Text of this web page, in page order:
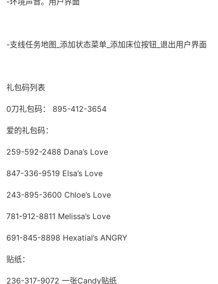
-支线任务地图_添加状态菜单_添加床位按钮_退出用户界面
礼包码列表
0刀礼包码： 895-412-3654
爱的礼包码：
259-592-2488 Dana’s Love
847-336-9519 Elsa’s Love
243-895-3600 Chloe’s Love
781-912-8811 Melissa’s Love
691-845-8898 Hexatial’s ANGRY
贴纸：
236-317-9072 一张Candy贴纸